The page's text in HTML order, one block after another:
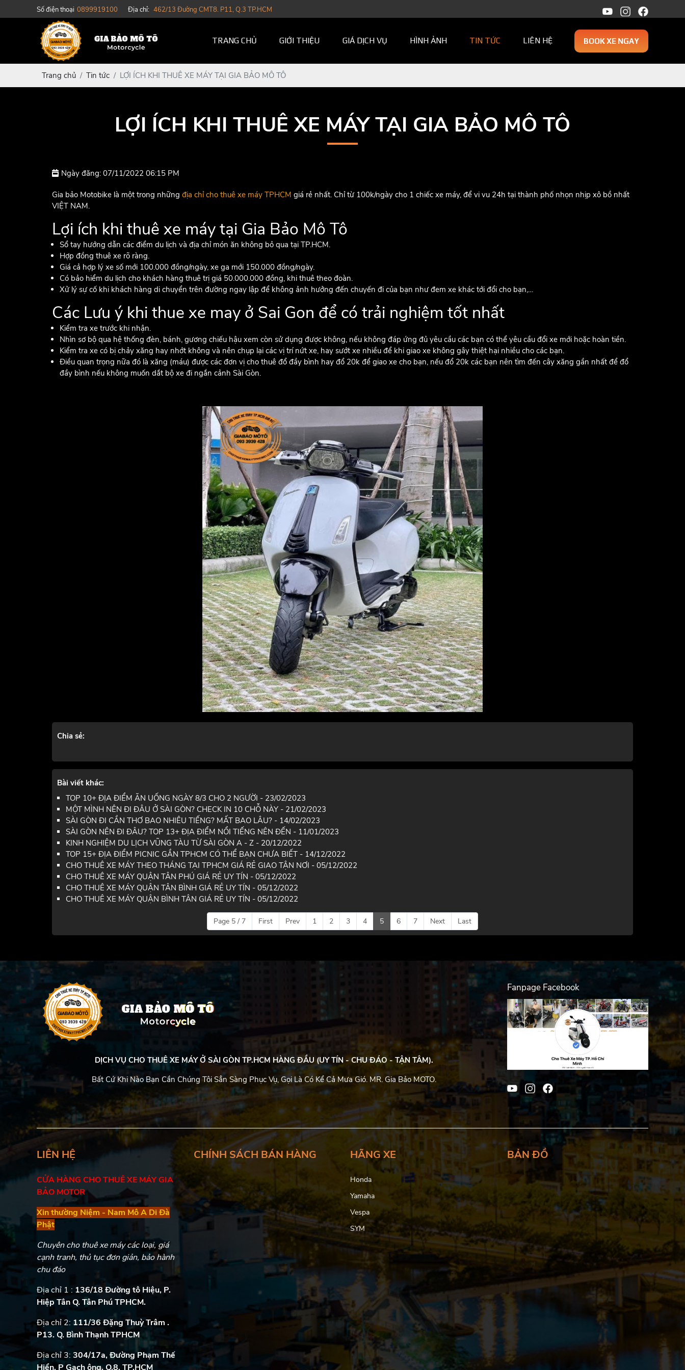
Số điện thoại 0899919100 Địa chỉ: 462/13 Đường CMT8. P11, Q.3 TP.HCM
TRANG CHỦ GIỚI THIỆU GIÁ DỊCH VỤ HÌNH ẢNH TIN TỨC LIÊN HỆ BOOK XE NGAY
Trang chủ Tin tức LỢI ÍCH KHI THUÊ XE MÁY TẠI GIA BẢO MÔ TÔ
LỢI ÍCH KHI THUÊ XE MÁY TẠI GIA BẢO MÔ TÔ
Ngày đăng: 07/11/2022 06:15 PM
Gia bảo Motobike là một trong những địa chỉ cho thuê xe máy TPHCM giá rẻ nhất. Chỉ từ 100k/ngày cho 1 chiếc xe máy, để vi vu 24h tại thành phố nhọn nhịp xô bồ nhất
VIỆT NAM.
Lợi ích khi thuê xe máy tại Gia Bảo Mô Tô
Sổ tay hướng dẫn các điểm du lịch và địa chỉ món ăn không bỏ qua tại TP.HCM.
Hợp đồng thuê xe rõ ràng.
Giá cả hợp lý xe số mới 100.000 đồng/ngày, xe ga mới 150.000 đồng/ngày.
Có bảo hiểm du lịch cho khách hàng thuê trị giá 50.000.000 đồng, khi thuê theo đoàn.
Xử lý sự cố khi khách hàng di chuyển trên đường ngay lập để không ảnh hưởng đến chuyến đi của bạn như đem xe khác tới đổi cho bạn,…
Các Lưu ý khi thue xe may ở Sai Gon để có trải nghiệm tốt nhất
Kiểm tra xe trước khi nhận.
Nhìn sơ bộ qua hệ thống đèn, bánh, gương chiếu hậu xem còn sử dụng được không, nếu không đáp ứng đủ yêu cầu các bạn có thể yêu cầu đổi xe mới hoặc hoàn tiền.
Kiểm tra xe có bị chảy xăng hay nhớt không và nên chụp lại các vị trí nứt xe, hay sướt xe nhiều để khi giao xe không gây thiệt hại nhiều cho các bạn.
Điều quan trọng nữa đó là xăng (máu) được các đơn vị cho thuê đổ đầy bình hay đổ 20k để giao xe cho bạn, nếu đổ 20k các bạn nên tìm đến cây xăng gần nhất để đổ
đầy bình nếu không muốn dắt bộ xe đi ngắn cảnh Sài Gòn.
Chia sẻ:
Bài viết khác:
TOP 10+ ĐỊA ĐIỂM ĂN UỐNG NGÀY 8/3 CHO 2 NGƯỜI - 23/02/2023
MỘT MÌNH NÊN ĐI ĐÂU Ở SÀI GÒN? CHECK IN 10 CHỖ NÀY - 21/02/2023
SÀI GÒN ĐI CẦN THƠ BAO NHIÊU TIẾNG? MẤT BAO LÂU? - 14/02/2023
SÀI GÒN NÊN ĐI ĐÂU? TOP 13+ ĐỊA ĐIỂM NỔI TIẾNG NÊN ĐẾN - 11/01/2023
KINH NGHIỆM DU LỊCH VŨNG TÀU TỪ SÀI GÒN A - Z - 20/12/2022
TOP 15+ ĐỊA ĐIỂM PICNIC GẦN TPHCM CÓ THỂ BẠN CHƯA BIẾT - 14/12/2022
CHO THUÊ XE MÁY THEO THÁNG TẠI TPHCM GIÁ RẺ GIAO TẬN NƠI - 05/12/2022
CHO THUÊ XE MÁY QUẬN TÂN PHÚ GIÁ RẺ UY TÍN - 05/12/2022
CHO THUÊ XE MÁY QUẬN TÂN BÌNH GIÁ RẺ UY TÍN - 05/12/2022
CHO THUÊ XE MÁY QUẬN BÌNH TÂN GIÁ RẺ UY TÍN - 05/12/2022
Page 5 / 7 First Prev 1 2 3 4 5 6 7 Next Last
DỊCH VỤ CHO THUÊ XE MÁY Ở SÀI GÒN TP.HCM HÀNG ĐẦU (UY TÍN - CHU ĐÁO - TẬN TÂM).
Bất Cứ Khi Nào Bạn Cần Chúng Tôi Sẳn Sàng Phục Vụ, Gọi Là Có Kể Cả Mưa Gió. MR. Gia Bảo MOTO.
Fanpage Facebook
LIÊN HỆ
CỬA HÀNG CHO THUÊ XE MÁY GIA
BẢO MOTOR
Xin thường Niệm - Nam Mô A Di Đà
Phật
Chuyên cho thuê xe máy các loại, giá
cạnh tranh, thủ tục đơn giản, bảo hành
chu đáo
Địa chỉ 1 : 136/18 Đường tô Hiệu, P.
Hiệp Tân Q. Tân Phú TPHCM.
Địa chỉ 2: 111/36 Đặng Thuỳ Trâm .
P13. Q. Bình Thạnh TPHCM
Địa chỉ 3: 304/17a, Đường Phạm Thế
Hiển, P Gạch ông, Q.8, TP.HCM
CHÍNH SÁCH BÁN HÀNG HÃNG XE
Honda
Yamaha
Vespa
SYM
BẢN ĐỒ